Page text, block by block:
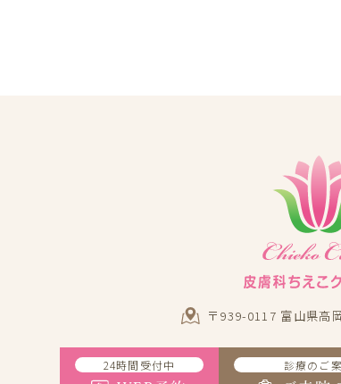
〒939-0117 富山県高
24時間受付中
診療のご